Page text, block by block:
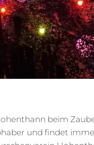
beim
und findet